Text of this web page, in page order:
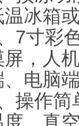
温冰箱
7寸彩
屏，人
、电脑
操作简